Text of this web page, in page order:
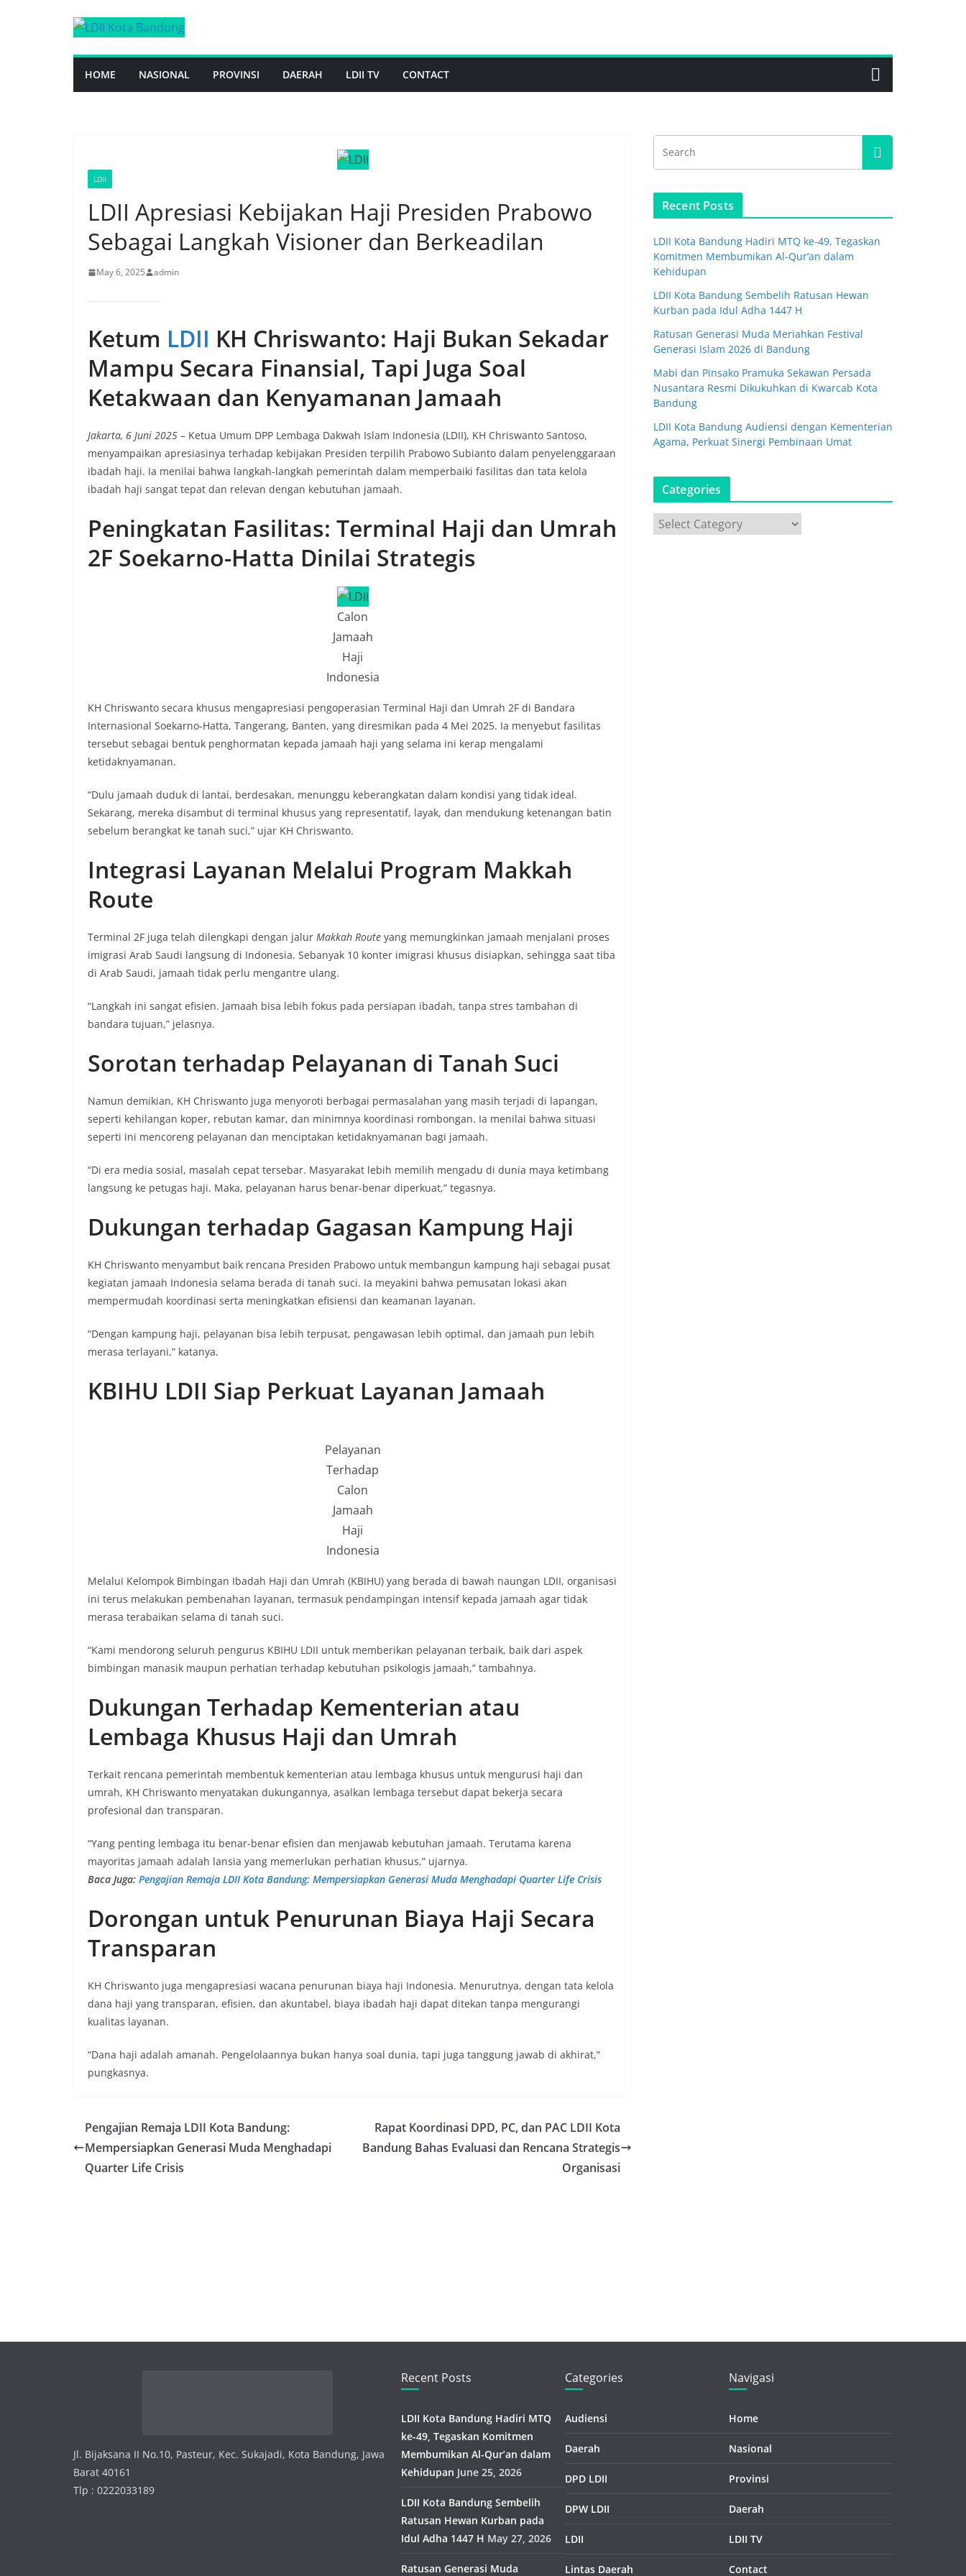
HOME NASIONAL PROVINSI DAERAH LDII TV CONTACT
LDII
LDII Apresiasi Kebijakan Haji Presiden Prabowo
Sebagai Langkah Visioner dan Berkeadilan
May 6, 2025 admin
Ketum LDII KH Chriswanto: Haji Bukan Sekadar
Mampu Secara Finansial, Tapi Juga Soal
Ketakwaan dan Kenyamanan Jamaah
Jakarta, 6 Juni 2025 – Ketua Umum DPP Lembaga Dakwah Islam Indonesia (LDII), KH Chriswanto Santoso,
menyampaikan apresiasinya terhadap kebijakan Presiden terpilih Prabowo Subianto dalam penyelenggaraan
ibadah haji. Ia menilai bahwa langkah-langkah pemerintah dalam memperbaiki fasilitas dan tata kelola
ibadah haji sangat tepat dan relevan dengan kebutuhan jamaah.
Peningkatan Fasilitas: Terminal Haji dan Umrah
2F Soekarno-Hatta Dinilai Strategis
Calon
Jamaah
Haji
Indonesia
KH Chriswanto secara khusus mengapresiasi pengoperasian Terminal Haji dan Umrah 2F di Bandara
Internasional Soekarno-Hatta, Tangerang, Banten, yang diresmikan pada 4 Mei 2025. Ia menyebut fasilitas
tersebut sebagai bentuk penghormatan kepada jamaah haji yang selama ini kerap mengalami
ketidaknyamanan.
“Dulu jamaah duduk di lantai, berdesakan, menunggu keberangkatan dalam kondisi yang tidak ideal.
Sekarang, mereka disambut di terminal khusus yang representatif, layak, dan mendukung ketenangan batin
sebelum berangkat ke tanah suci,” ujar KH Chriswanto.
Integrasi Layanan Melalui Program Makkah
Route
Terminal 2F juga telah dilengkapi dengan jalur Makkah Route yang memungkinkan jamaah menjalani proses
imigrasi Arab Saudi langsung di Indonesia. Sebanyak 10 konter imigrasi khusus disiapkan, sehingga saat tiba
di Arab Saudi, jamaah tidak perlu mengantre ulang.
“Langkah ini sangat efisien. Jamaah bisa lebih fokus pada persiapan ibadah, tanpa stres tambahan di
bandara tujuan,” jelasnya.
Sorotan terhadap Pelayanan di Tanah Suci
Namun demikian, KH Chriswanto juga menyoroti berbagai permasalahan yang masih terjadi di lapangan,
seperti kehilangan koper, rebutan kamar, dan minimnya koordinasi rombongan. Ia menilai bahwa situasi
seperti ini mencoreng pelayanan dan menciptakan ketidaknyamanan bagi jamaah.
“Di era media sosial, masalah cepat tersebar. Masyarakat lebih memilih mengadu di dunia maya ketimbang
langsung ke petugas haji. Maka, pelayanan harus benar-benar diperkuat,” tegasnya.
Dukungan terhadap Gagasan Kampung Haji
KH Chriswanto menyambut baik rencana Presiden Prabowo untuk membangun kampung haji sebagai pusat
kegiatan jamaah Indonesia selama berada di tanah suci. Ia meyakini bahwa pemusatan lokasi akan
mempermudah koordinasi serta meningkatkan efisiensi dan keamanan layanan.
“Dengan kampung haji, pelayanan bisa lebih terpusat, pengawasan lebih optimal, dan jamaah pun lebih
merasa terlayani,” katanya.
KBIHU LDII Siap Perkuat Layanan Jamaah
Pelayanan
Terhadap
Calon
Jamaah
Haji
Indonesia
Melalui Kelompok Bimbingan Ibadah Haji dan Umrah (KBIHU) yang berada di bawah naungan LDII, organisasi
ini terus melakukan pembenahan layanan, termasuk pendampingan intensif kepada jamaah agar tidak
merasa terabaikan selama di tanah suci.
“Kami mendorong seluruh pengurus KBIHU LDII untuk memberikan pelayanan terbaik, baik dari aspek
bimbingan manasik maupun perhatian terhadap kebutuhan psikologis jamaah,” tambahnya.
Dukungan Terhadap Kementerian atau
Lembaga Khusus Haji dan Umrah
Terkait rencana pemerintah membentuk kementerian atau lembaga khusus untuk mengurusi haji dan
umrah, KH Chriswanto menyatakan dukungannya, asalkan lembaga tersebut dapat bekerja secara
profesional dan transparan.
“Yang penting lembaga itu benar-benar efisien dan menjawab kebutuhan jamaah. Terutama karena
mayoritas jamaah adalah lansia yang memerlukan perhatian khusus,” ujarnya.
Baca Juga: Pengajian Remaja LDII Kota Bandung: Mempersiapkan Generasi Muda Menghadapi Quarter Life Crisis
Dorongan untuk Penurunan Biaya Haji Secara
Transparan
KH Chriswanto juga mengapresiasi wacana penurunan biaya haji Indonesia. Menurutnya, dengan tata kelola
dana haji yang transparan, efisien, dan akuntabel, biaya ibadah haji dapat ditekan tanpa mengurangi
kualitas layanan.
“Dana haji adalah amanah. Pengelolaannya bukan hanya soal dunia, tapi juga tanggung jawab di akhirat,”
pungkasnya.
Pengajian Remaja LDII Kota Bandung:
Mempersiapkan Generasi Muda Menghadapi
Quarter Life Crisis
Rapat Koordinasi DPD, PC, dan PAC LDII Kota
Bandung Bahas Evaluasi dan Rencana Strategis
Organisasi
Recent Posts
LDII Kota Bandung Hadiri MTQ ke-49, Tegaskan
Komitmen Membumikan Al-Qur’an dalam
Kehidupan
LDII Kota Bandung Sembelih Ratusan Hewan
Kurban pada Idul Adha 1447 H
Ratusan Generasi Muda Meriahkan Festival
Generasi Islam 2026 di Bandung
Mabi dan Pinsako Pramuka Sekawan Persada
Nusantara Resmi Dikukuhkan di Kwarcab Kota
Bandung
LDII Kota Bandung Audiensi dengan Kementerian
Agama, Perkuat Sinergi Pembinaan Umat
Categories
a
Jl. Bijaksana II No.10, Pasteur, Kec. Sukajadi, Kota Bandung, Jawa
Barat 40161
Tlp : 0222033189
Recent Posts
LDII Kota Bandung Hadiri MTQ
ke-49, Tegaskan Komitmen
Membumikan Al-Qur’an dalam
Kehidupan June 25, 2026
LDII Kota Bandung Sembelih
Ratusan Hewan Kurban pada
Idul Adha 1447 H May 27, 2026
Ratusan Generasi Muda
Categories
Audiensi
Daerah
DPD LDII
DPW LDII
LDII
Lintas Daerah
Navigasi
Home
Nasional
Provinsi
Daerah
LDII TV
Contact